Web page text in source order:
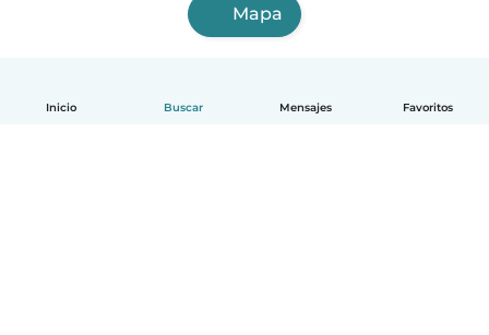
Inicio Buscar Mensajes Favoritos
Mapa